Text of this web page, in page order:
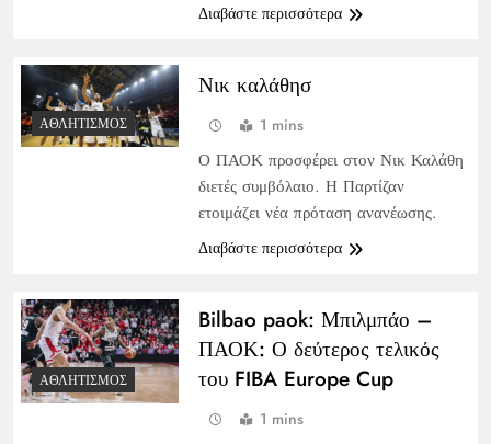
Διαβάστε περισσότερα
ΑΘΛΗΤΙΣΜΌΣ
Νικ καλάθησ
1 mins
Ο ΠΑΟΚ προσφέρει στον Νικ Καλάθη
διετές συμβόλαιο. Η Παρτίζαν
ετοιμάζει νέα πρόταση ανανέωσης.
Διαβάστε περισσότερα
ΑΘΛΗΤΙΣΜΌΣ
Bilbao paok: Μπιλμπάο –
ΠΑΟΚ: Ο δεύτερος τελικός
του FIBA Europe Cup
1 mins